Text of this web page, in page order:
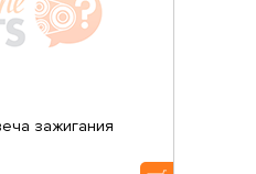
зажигания